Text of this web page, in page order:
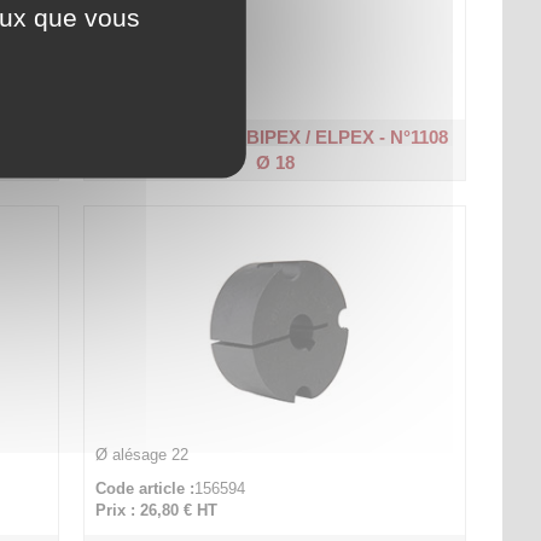
Douille pour A5 / BIPEX / ELPEX - N°1108
Ø 18
Ø alésage 22
Code article :156594
Prix : 26,80 € HT
que vous